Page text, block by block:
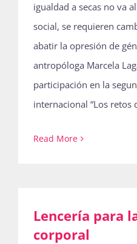
igualdad a secas no va
social, se requieren
abatir la opresión de
antropóloga Marcela
participación en la
internacional “Los retos
Read More
Lencería para
corporal